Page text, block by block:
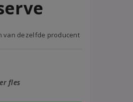
van dezelfde producent
fles